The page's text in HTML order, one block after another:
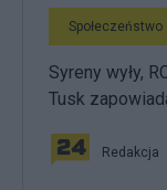
Społeczeństwo
Syreny wyły,
Tusk
Redakcja